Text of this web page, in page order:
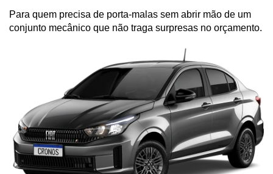
Para quem precisa de porta-malas sem abrir mão de um
conjunto mecânico que não traga surpresas no orçamento.